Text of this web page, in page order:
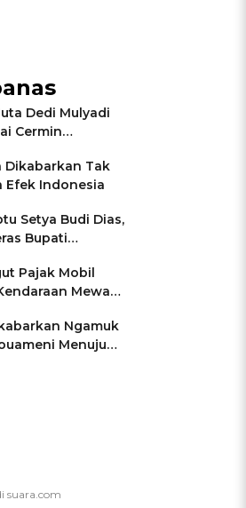
Dedi Mulyadi
Cermin
Keamanan
Dikabarkan Tak
Efek Indonesia
Setya Budi Dias,
Bupati
Pajak Mobil
Mewah
Ngamuk
Menuju